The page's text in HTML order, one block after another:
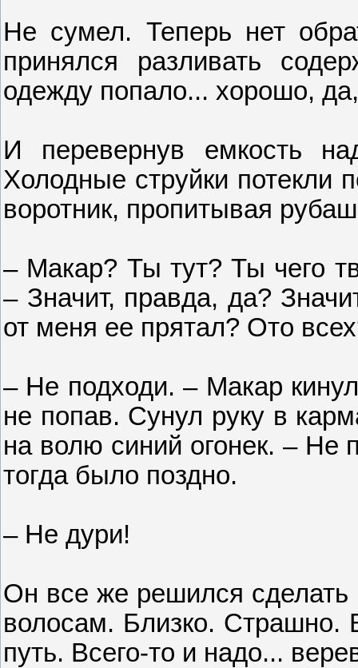
Не сумел. Теперь нет
принялся разливать
одежду попало... хорошо,
И перевернув емкость
Холодные струйки потекли
воротник, пропитывая
– Макар? Ты тут? Ты чего
– Значит, правда, да?
от меня ее прятал? Ото
– Не подходи. – Макар
не попав. Сунул руку в
на волю синий огонек. – Не
тогда было поздно.
– Не дури!
Он все же решился сделать
волосам. Близко.
путь. Всего-то и надо...